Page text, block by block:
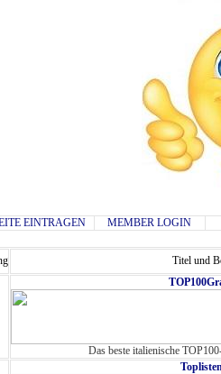
EINTRAGEN MEMBER LOGIN
Titel und
Das beste italienische